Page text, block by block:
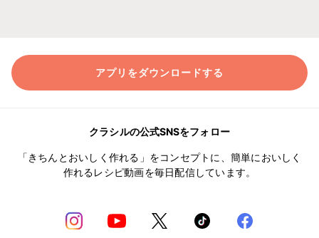
アプリをダウンロードする
クラシルの公式SNSをフォロー
「きちんとおいしく作れる」をコンセプトに、簡単においしく
作れるレシピ動画を毎日配信しています。